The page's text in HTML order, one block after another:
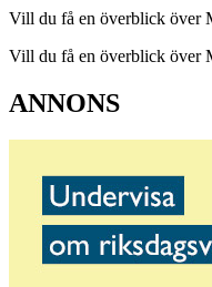
Vill du få en överblick över
Vill du få en överblick över
ANNONS